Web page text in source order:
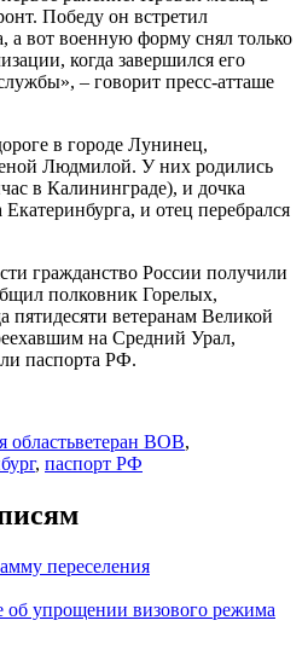
Победу он встретил
а вот военную форму снял только
когда завершился его
– говорит пресс-атташе
в городе Лунинец,
Людмилой. У них родились
в Калининграде), и дочка
и отец перебрался
гражданство России получили
полковник Горелых,
пятидесяти ветеранам Великой
на Средний Урал,
паспорта РФ.
областьветеран ВОВ,
, паспорт РФ
переселения
об упрощении визового режима